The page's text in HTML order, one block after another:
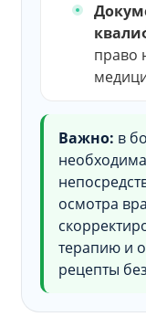
право
Важно: в
осмотра
терапию и
рецепты